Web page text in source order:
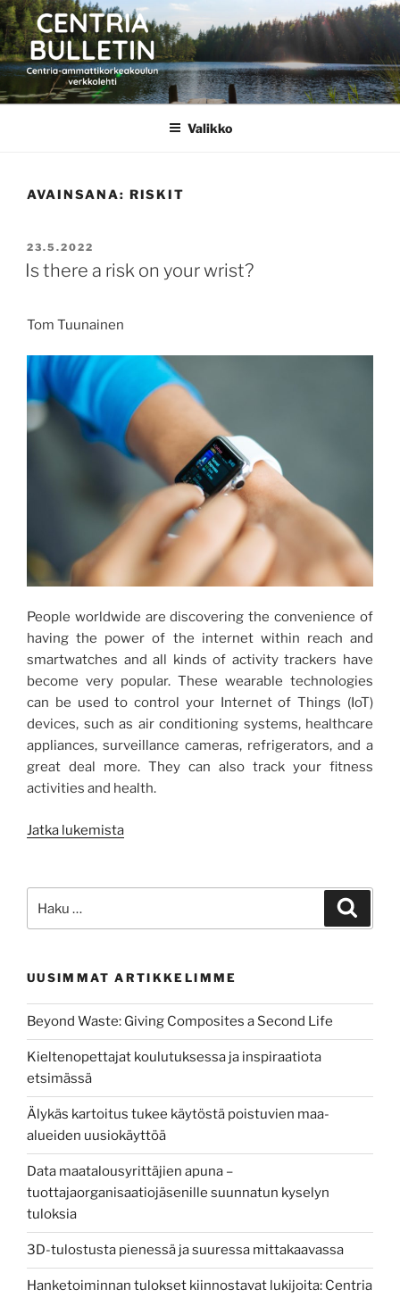
Siirry
sisältöön
CENTRIA BULLETIN
Valikko
AVAINSANA: RISKIT
JULKAISTU
23.5.2022
Is there a risk on your wrist?
Tom Tuunainen
People worldwide are discovering the convenience of
having the power of the internet within reach and
smartwatches and all kinds of activity trackers have
become very popular. These wearable technologies
can be used to control your Internet of Things (IoT)
devices, such as air conditioning systems, healthcare
appliances, surveillance cameras, refrigerators, and a
great deal more. They can also track your fitness
activities and health.
Jatka lukemista”Is
risk
UUSIMMAT ARTIKKELIMME
Beyond Waste: Giving Composites a Second Life
Kieltenopettajat koulutuksessa ja inspiraatiota
etsimässä
Älykäs kartoitus tukee käytöstä poistuvien maa-
alueiden uusiokäyttöä
Data maatalousyrittäjien apuna –
tuottajaorganisaatiojäsenille suunnatun kyselyn
tuloksia
3D-tulostusta pienessä ja suuressa mittakaavassa
Hanketoiminnan tulokset kiinnostavat lukijoita: Centria